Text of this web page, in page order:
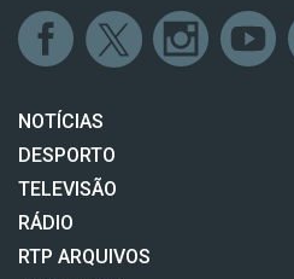
NOTÍCIAS
DESPORTO
TELEVISÃO
RÁDIO
RTP ARQUIVOS